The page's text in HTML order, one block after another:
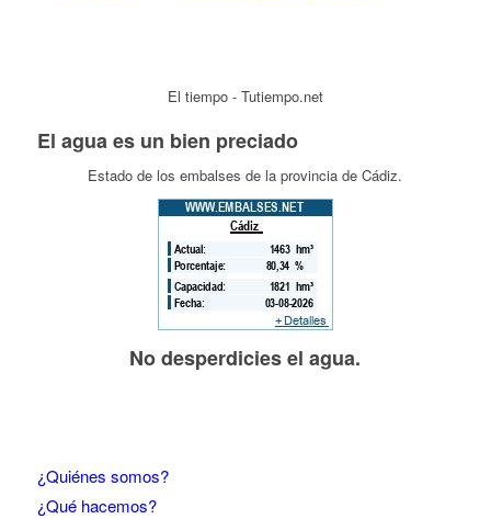
El tiempo - Tutiempo.net
El agua es un bien preciado
Estado de los embalses de la provincia de Cádiz.
No desperdicies el agua.
¿Quiénes somos?
¿Qué hacemos?